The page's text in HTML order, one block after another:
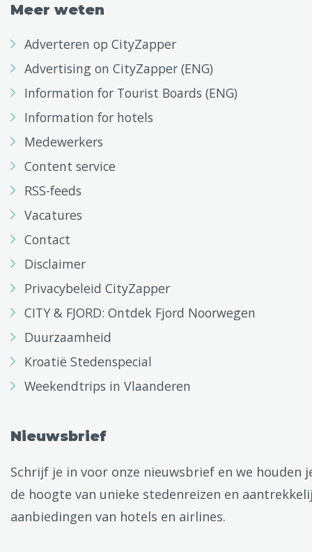
Meer weten
Adverteren op CityZapper
Advertising on CityZapper (ENG)
Information for Tourist Boards (ENG)
Information for hotels
Medewerkers
Content service
RSS-feeds
Vacatures
Contact
Disclaimer
Privacybeleid CityZapper
CITY & FJORD: Ontdek Fjord Noorwegen
Duurzaamheid
Kroatië Stedenspecial
Weekendtrips in Vlaanderen
Nieuwsbrief
Schrijf je in voor onze nieuwsbrief en we houden
de hoogte van unieke stedenreizen en
aanbiedingen van hotels en airlines.